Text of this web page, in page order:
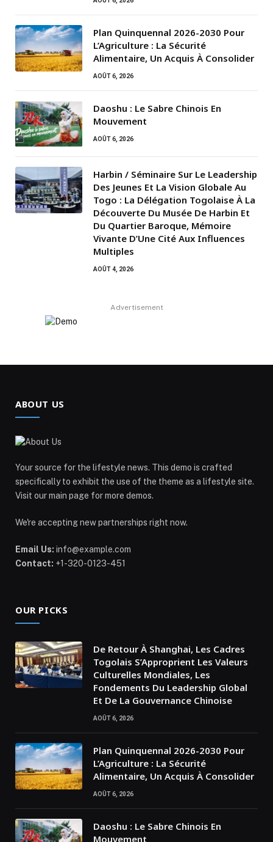
Plan Quinquennal 2026-2030 Pour
L’Agriculture : La Sécurité
Alimentaire, Un Acquis À Consolider
AOÛT 6, 2026
Daoshu : Le Sabre Chinois En
Mouvement
AOÛT 6, 2026
Harbin / Séminaire Sur Le Leadership
Des Jeunes Et La Vision Globale Au
Togo : La Délégation Togolaise À La
Découverte Du Musée De Harbin Et
Du Quartier Baroque, Mémoire
Vivante D’Une Cité Aux Influences
Multiples
AOÛT 4, 2026
Advertisement
ABOUT US
Your source for the lifestyle news. This demo is crafted
specifically to exhibit the use of the theme as a lifestyle site.
Visit our main page for more demos.
We're accepting new partnerships right now.
Email Us: info@example.com
Contact: +1-320-0123-451
OUR PICKS
De Retour À Shanghai, Les Cadres
Togolais S’Approprient Les Valeurs
Culturelles Mondiales, Les
Fondements Du Leadership Global
Et De La Gouvernance Chinoise
AOÛT 6, 2026
Plan Quinquennal 2026-2030 Pour
L’Agriculture : La Sécurité
Alimentaire, Un Acquis À Consolider
AOÛT 6, 2026
Daoshu : Le Sabre Chinois En
Mouvement